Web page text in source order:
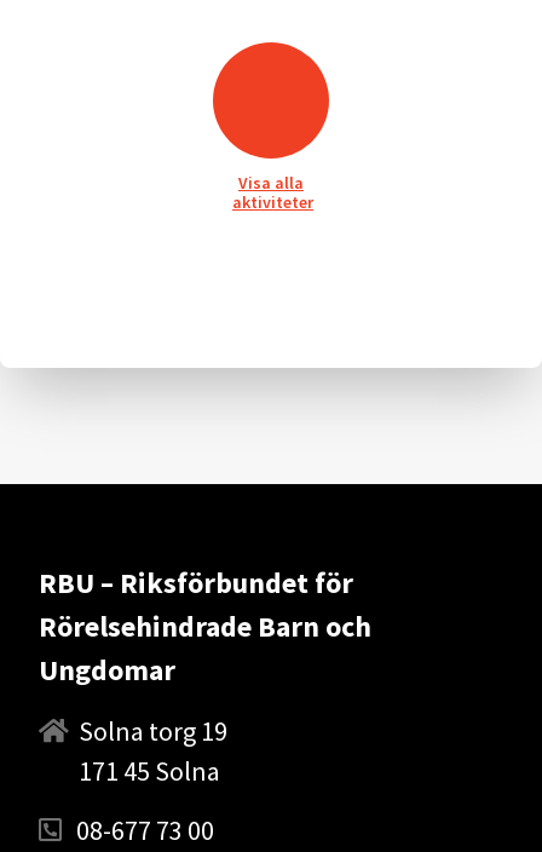
Visa alla
aktiviteter
RBU – Riksförbundet för
Rörelsehindrade Barn och
Ungdomar
Solna torg 19
171 45 Solna
08-677 73 00